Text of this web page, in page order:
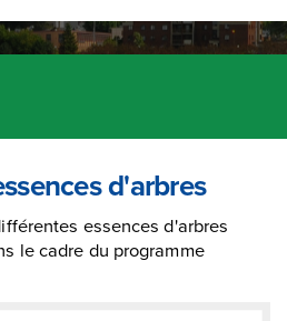
d'arbres
essences d'arbres
le cadre du programme